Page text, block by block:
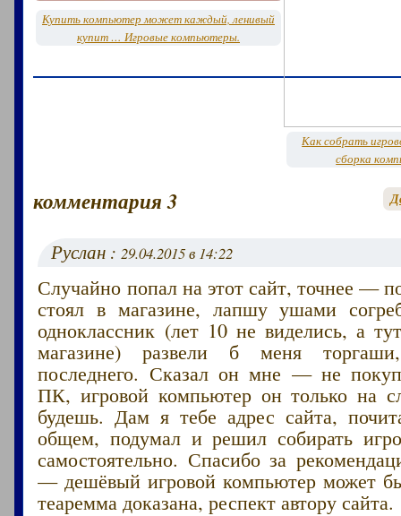
Купить компьютер может каждый, ленивый
купит … Игровые компьютеры.
Как собрать
сборка
комментария 3
Руслан :29.04.2015 в 14:22
Случайно попал на этот сайт, точнее —
стоял в магазине, лапшу ушами
одноклассник (лет 10 не виделись, а
магазине) развели б меня
последнего. Сказал он мне — не
ПК, игровой компьютер он только на
будешь. Дам я тебе адрес сайта,
общем, подумал и решил собирать
самостоятельно. Спасибо за
— дешёвый игровой компьютер может
теаремма доказана, респект автору сайта.